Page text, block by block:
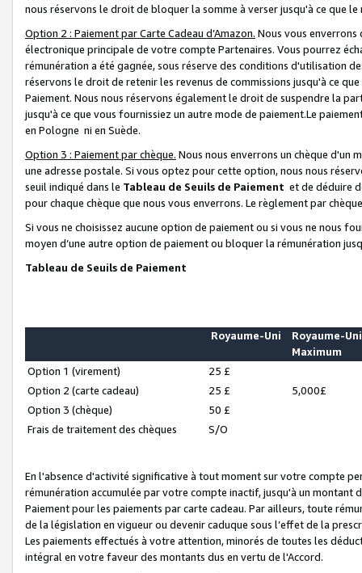
nous réservons le droit de bloquer la somme à verser jusqu'à ce que
Option 2 : Paiement par Carte Cadeau d’Amazon. Nous vous
électronique principale de votre compte Partenaires. Vous pourrez
rémunération a été gagnée, sous réserve des conditions d'utilisation
réservons le droit de retenir les revenus de commissions jusqu'à ce
Paiement. Nous nous réservons également le droit de suspendre la
jusqu'à ce que vous fournissiez un autre mode de paiement.Le
en Pologne ni en Suède.
Option 3 : Paiement par chèque. Nous nous enverrons un chèque d'un
une adresse postale. Si vous optez pour cette option, nous nous
seuil indiqué dans le Tableau de Seuils de Paiement et de déduire
pour chaque chèque que nous vous enverrons. Le règlement par
Si vous ne choisissez aucune option de paiement ou si vous ne nous
moyen d’une autre option de paiement ou bloquer la rémunération
Tableau de Seuils de Paiement
Royaume-Uni
Royaume-Uni
Maximum
Option 1 (virement)
25 £
Option 2 (carte cadeau)
25 £
5,000£
Option 3 (chèque)
50 £
Frais de traitement des chèques
S/O
En l'absence d'activité significative à tout moment sur votre compte
rémunération accumulée par votre compte inactif, jusqu'à un montant
Paiement pour les paiements par carte cadeau. Par ailleurs, toute
de la législation en vigueur ou devenir caduque sous l’effet de la
Les paiements effectués à votre attention, minorés de toutes les
intégral en votre faveur des montants dus en vertu de l'Accord.